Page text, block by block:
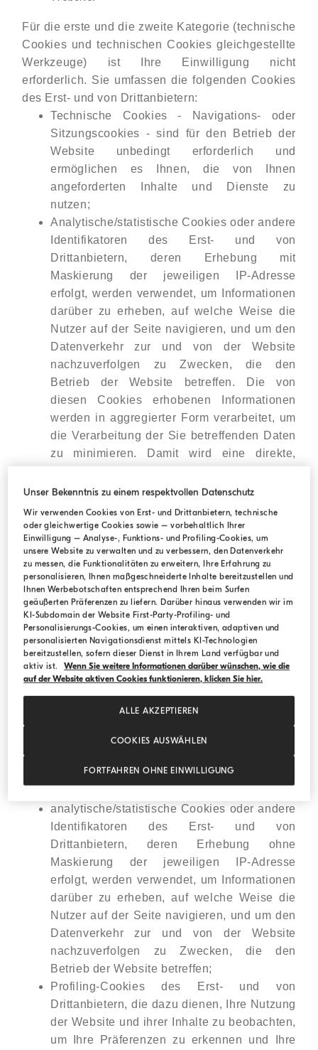
Für die erste und die zweite Kategorie (technische
Cookies und technischen Cookies gleichgestellte
Werkzeuge) ist Ihre Einwilligung nicht
erforderlich. Sie umfassen die folgenden Cookies
des Erst- und von Drittanbietern:
Technische Cookies - Navigations- oder
Sitzungscookies - sind für den Betrieb der
Website unbedingt erforderlich und
ermöglichen es Ihnen, die von Ihnen
angeforderten Inhalte und Dienste zu
nutzen;
Analytische/statistische Cookies oder andere
Identifikatoren des Erst- und von
Drittanbietern, deren Erhebung mit
Maskierung der jeweiligen IP-Adresse
erfolgt, werden verwendet, um Informationen
darüber zu erheben, auf welche Weise die
Nutzer auf der Seite navigieren, und um den
Datenverkehr zur und von der Website
nachzuverfolgen zu Zwecken, die den
Betrieb der Website betreffen. Die von
diesen Cookies erhobenen Informationen
werden in aggregierter Form verarbeitet, um
die Verarbeitung der Sie betreffenden Daten
zu minimieren. Damit wird eine direkte,
vermieden. Im Falle von analytischen
Cookies eines Drittanbieters kann dieser
sich vorbehalten, die Sie betreffenden
Informationen, die von diesen Cookies
erhoben wurden, mit weiteren ihm zur
Verfügung stehenden Informationen zu
kombinieren.
Wenn Sie sich entscheiden, in ihre Verwendung
mit den im Abschnitt „COOKIE-EINSTELLUNGEN"
dargestellten Modalitäten und auf der Grundlage
ihrer speziellen Entscheidungen einzuwilligen,
funktionale Cookies, um spezifische
Funktionen der Website und ausgewählte
Kriterien zu aktivieren, um den von Ihnen
analytische/statistische Cookies oder andere
Identifikatoren des Erst- und von
Drittanbietern, deren Erhebung ohne
Maskierung der jeweiligen IP-Adresse
erfolgt, werden verwendet, um Informationen
darüber zu erheben, auf welche Weise die
Nutzer auf der Seite navigieren, und um den
Datenverkehr zur und von der Website
nachzuverfolgen zu Zwecken, die den
Betrieb der Website betreffen;
Profiling-Cookies des Erst- und von
Drittanbietern, die dazu dienen, Ihre Nutzung
der Website und ihrer Inhalte zu beobachten,
um Ihre Präferenzen zu erkennen und Ihre
Unser Bekenntnis zu einem respektvollen Datenschutz
Wir verwenden Cookies von Erst- und Drittanbietern, technische
oder gleichwertige Cookies sowie – vorbehaltlich Ihrer
Einwilligung – Analyse-, Funktions- und Profiling-Cookies, um
unsere Website zu verwalten und zu verbessern, den Datenverkehr
zu messen, die Funktionalitäten zu erweitern, Ihre Erfahrung zu
personalisieren, Ihnen maßgeschneiderte Inhalte bereitzustellen und
Ihnen Werbebotschaften entsprechend Ihren beim Surfen
geäußerten Präferenzen zu liefern. Darüber hinaus verwenden wir im
KI-Subdomain der Website First-Party-Profiling- und
Personalisierungs-Cookies, um einen interaktiven, adaptiven und
personalisierten Navigationsdienst mittels KI-Technologien
bereitzustellen, sofern dieser Dienst in Ihrem Land verfügbar und
aktiv ist.
Wenn Sie weitere Informationen darüber wünschen, wie die
auf der Website aktiven Cookies funktionieren, klicken Sie hier.
COOKIES AUSWÄHLEN
FORTFAHREN OHNE EINWILLIGUNG
ALLE AKZEPTIEREN